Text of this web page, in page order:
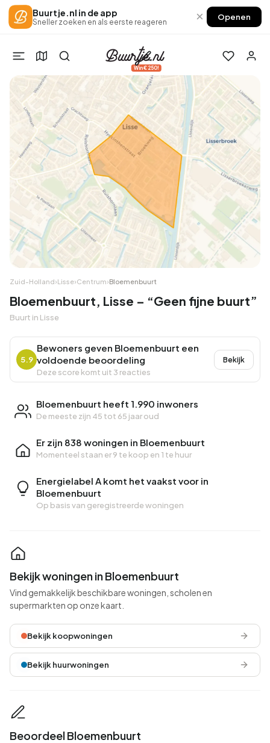
Buurtje.nl in de app
Sneller zoeken en als eerste reageren × Openen
Win €250!
Zuid-Holland›Lisse›Centrum›Bloemenbuurt
Bloemenbuurt, Lisse – “Geen fijne buurt”
Buurt in Lisse
5.9
Bewoners geven Bloemenbuurt een
voldoende beoordeling
Deze score komt uit 3 reacties
Bekijk
Bloemenbuurt heeft 1.990 inwoners
De meeste zijn 45 tot 65 jaar oud
Er zijn 838 woningen in Bloemenbuurt
Momenteel staan er9 te koop en 1 te huur
Energielabel A komt het vaakst voor in
Bloemenbuurt
Op basis van geregistreerde woningen
Bekijk woningen in Bloemenbuurt
Vind gemakkelijk beschikbare woningen, scholen en
supermarkten op onze kaart.
Bekijk koopwoningen
Bekijk huurwoningen
Beoordeel Bloemenbuurt